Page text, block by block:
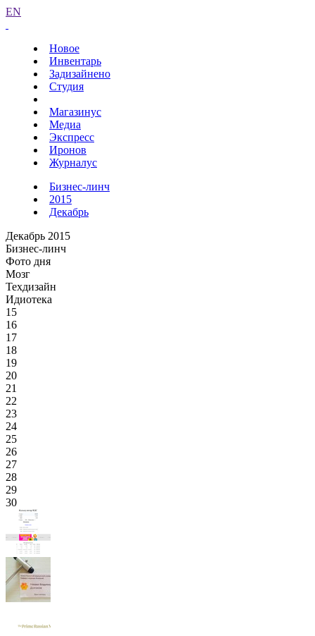
EN
Новое
Инвентарь
Задизайнено
Студия
Магазинус
Медиа
Экспресс
Иронов
Журналус
Бизнес-линч
2015
Декабрь
Декабрь 2015
Бизнес-линч
Фото дня
Мозг
Техдизайн
Идиотека
15
16
17
18
19
20
21
22
23
24
25
26
27
28
29
30